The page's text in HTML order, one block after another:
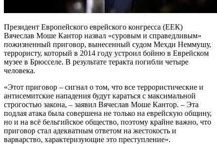
Президент Европейского еврейского конгресса (ЕЕК)
Вячеслав Моше Кантор назвал «суровым и справедливым»
пожизненный приговор, вынесенный судом Мехди Неммушу,
террористу, который в 2014 году устроил бойню в Еврейском
музее в Брюсселе. В результате теракта погибли четыре
человека.
«Этот приговор – сигнал о том, что все террористические и
антисемитские нападения будут караться с максимальной
строгостью закона, – заявил Вячеслав Моше Кантор. – Эта
подлая атака была совершена не только на еврейскую общину,
но и на всё бельгийское общество, поэтому крайне важно, что
приговор стал адекватным ответом на жестокость и
варварство, характеризующие это преступление».